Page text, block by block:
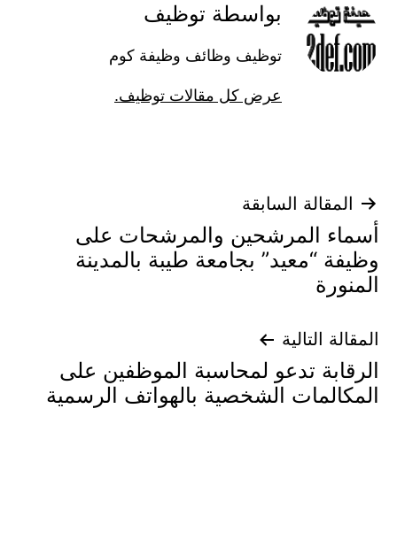
بواسطة توظيف
توظيف وظائف وظيفة كوم
عرض كل مقالات توظيف.
تصفّح
المقالات
المقالة السابقة
أسماء المرشحين والمرشحات على
وظيفة “معيد” بجامعة طيبة بالمدينة
المنورة
المقالة التالية
الرقابة تدعو لمحاسبة الموظفين على
المكالمات الشخصية بالهواتف الرسمية